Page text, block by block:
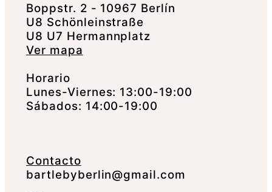
Boppstr. 2 - 10967 Berlín
U8 Schönleinstraße
U8 U7 Hermannplatz
Ver mapa
Horario
Lunes-Viernes: 13:00-19:00
Sábados: 14:00-19:00
Contacto
bartlebyberlin@gmail.com